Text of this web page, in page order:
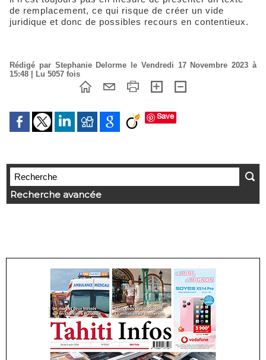
de remplacement, ce qui risque de créer un vide
juridique et donc de possibles recours en contentieux.
Rédigé par Stephanie Delorme le Vendredi 17 Novembre 2023 à
15:48 | Lu 5057 fois
Save
Recherche avancée